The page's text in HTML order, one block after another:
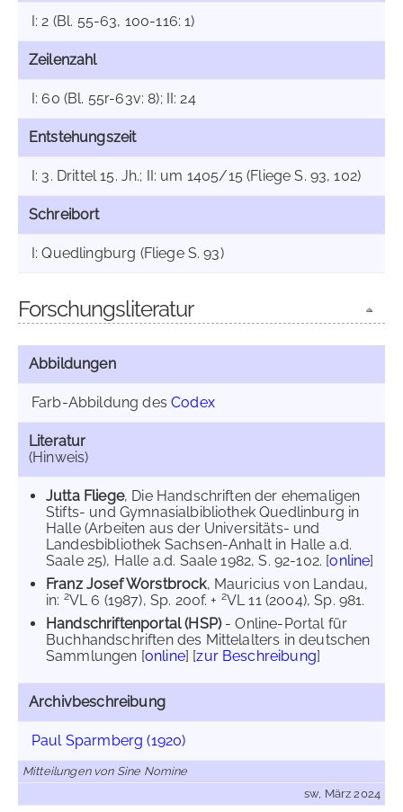
I: 2 (Bl. 55-63, 100-116: 1)
Zeilenzahl
I: 60 (Bl. 55r-63v: 8); II: 24
Entstehungszeit
I: 3. Drittel 15. Jh.; II: um 1405/15 (Fliege S. 93, 102)
Schreibort
I: Quedlingburg (Fliege S. 93)
Forschungsliteratur
Abbildungen
Farb-Abbildung desCodex
Literatur
(Hinweis)
Jutta Fliege, Die Handschriften der ehemaligen
Stifts- und Gymnasialbibliothek Quedlinburg in
Halle (Arbeiten aus der Universitäts- und
Landesbibliothek Sachsen-Anhalt in Halle a.d.
Saale 25), Halle a.d. Saale 1982, S. 92-102. [online]
Franz Josef Worstbrock, Mauricius von Landau,
in: 2VL 6 (1987), Sp. 200f. + 2VL 11 (2004), Sp. 981.
Handschriftenportal (HSP)- Online-Portal für
Buchhandschriften des Mittelalters in deutschen
Sammlungen [online] [zur Beschreibung]
Archivbeschreibung
Paul Sparmberg (1920)
Mitteilungen von Sine Nomine
sw, März 2024